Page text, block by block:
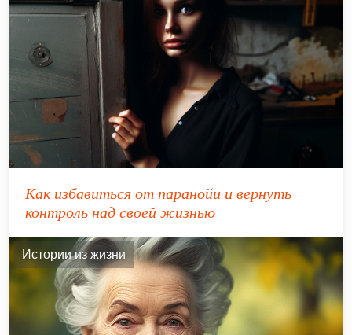
Как избавиться от паранойи и вернуть
контроль над своей жизнью
Истории из жизни